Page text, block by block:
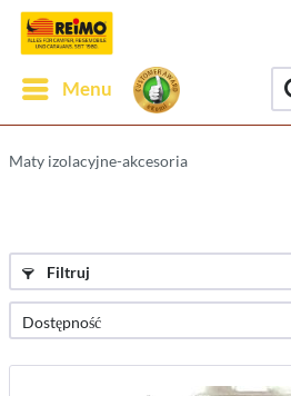
Menu
Maty izolacyjne-akcesoria
Filtruj